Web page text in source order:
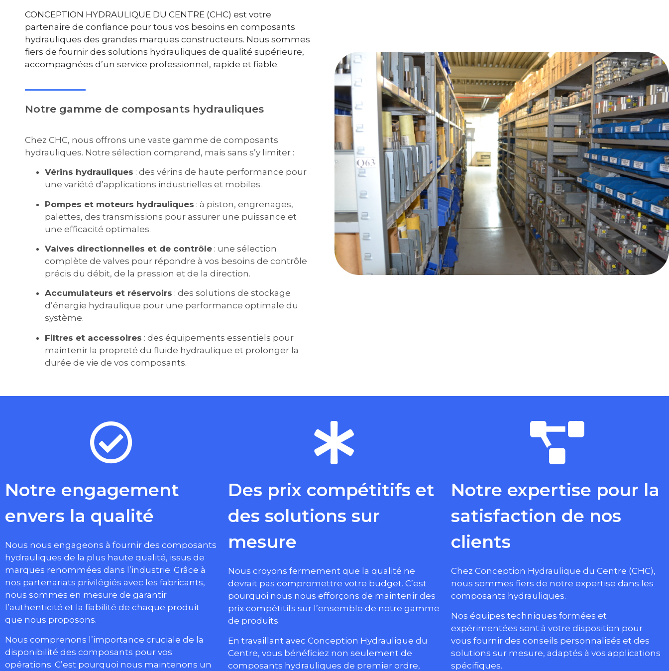
CONCEPTION HYDRAULIQUE DU CENTRE (CHC) est votre
partenaire de confiance pour tous vos besoins en composants
hydrauliques des grandes marques constructeurs. Nous sommes
fiers de fournir des solutions hydrauliques de qualité supérieure,
accompagnées d’un service professionnel, rapide et fiable.
Notre gamme de composants hydrauliques
Chez CHC, nous offrons une vaste gamme de composants
hydrauliques. Notre sélection comprend, mais sans s’y limiter :
Vérins hydrauliques : des vérins de haute performance pour
une variété d’applications industrielles et mobiles.
Pompes et moteurs hydrauliques : à piston, engrenages,
palettes, des transmissions pour assurer une puissance et
une efficacité optimales.
Valves directionnelles et de contrôle : une sélection
complète de valves pour répondre à vos besoins de contrôle
précis du débit, de la pression et de la direction.
Accumulateurs et réservoirs : des solutions de stockage
d’énergie hydraulique pour une performance optimale du
système.
Filtres et accessoires : des équipements essentiels pour
maintenir la propreté du fluide hydraulique et prolonger la
durée de vie de vos composants.
Notre engagement
envers la qualité
Nous nous engageons à fournir des composants
hydrauliques de la plus haute qualité, issus de
marques renommées dans l’industrie. Grâce à
nos partenariats privilégiés avec les fabricants,
nous sommes en mesure de garantir
l’authenticité et la fiabilité de chaque produit
que nous proposons.
Nous comprenons l’importance cruciale de la
disponibilité des composants pour vos
opérations. C’est pourquoi nous maintenons un
Des prix compétitifs et
des solutions sur
mesure
Nous croyons fermement que la qualité ne
devrait pas compromettre votre budget. C’est
pourquoi nous nous efforçons de maintenir des
prix compétitifs sur l’ensemble de notre gamme
de produits.
En travaillant avec Conception Hydraulique du
Centre, vous bénéficiez non seulement de
composants hydrauliques de premier ordre,
Notre expertise pour la
satisfaction de nos
clients
Chez Conception Hydraulique du Centre (CHC),
nous sommes fiers de notre expertise dans les
composants hydrauliques.
Nos équipes techniques formées et
expérimentées sont à votre disposition pour
vous fournir des conseils personnalisés et des
solutions sur mesure, adaptés à vos applications
spécifiques.